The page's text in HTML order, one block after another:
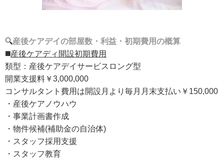
🔍産後ケアデイの部屋数・利益・初期費用の概算
◼️産後ケアディ開設初期費用
類型：産後ケアデイサービスロング型
開業支援料￥3,000,000
コンサルタント費用は開設月より毎月月末支払い￥150,000
・産後ケアノウハウ
・事業計画書作成
・物件候補(補助金の自治体)
・スタッフ採用支援
・スタッフ教育